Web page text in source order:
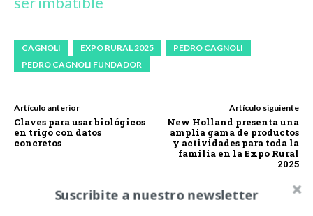
CAGNOLI EXPO RURAL 2025
PEDRO CAGNOLI
PEDRO CAGNOLI FUNDADOR
Artículo anterior
Claves para usar biológicos
en trigo con datos
concretos
Artículo siguiente
New Holland presenta una
amplia gama de productos
y actividades para toda la
familia en la Expo Rural
2025
Suscribite a nuestro newsletter